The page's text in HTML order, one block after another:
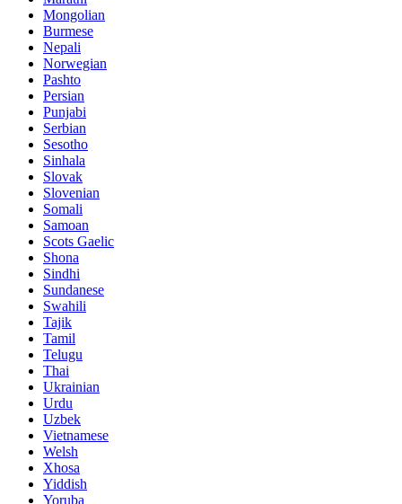
Mongolian
Burmese
Nepali
Norwegian
Pashto
Persian
Punjabi
Serbian
Sesotho
Sinhala
Slovak
Slovenian
Somali
Samoan
Scots Gaelic
Shona
Sindhi
Sundanese
Swahili
Tajik
Tamil
Telugu
Thai
Ukrainian
Urdu
Uzbek
Vietnamese
Welsh
Xhosa
Yiddish
Yoruba